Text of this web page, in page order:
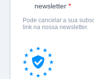
newsletter
Pode cancelar a sua
link na nossa newsletter.